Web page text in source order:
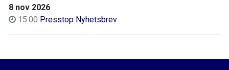
8 nov 2026
15:00 Presstop Nyhetsbrev